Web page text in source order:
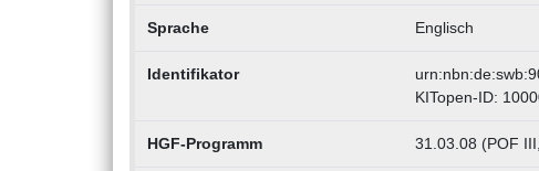
Sprache Englisch
Identifikator
KITopen-ID:
HGF-Programm 31.03.08 (POF